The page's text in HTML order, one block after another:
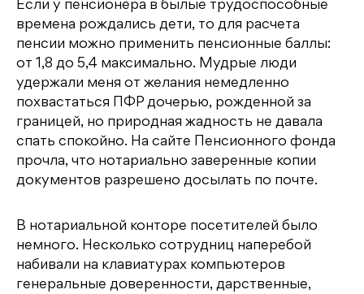
Если у пенсионера в былые трудоспособные
времена рождались дети, то для расчета
пенсии можно применить пенсионные баллы:
от 1,8 до 5,4 максимально. Мудрые люди
удержали меня от желания немедленно
похвастаться ПФР дочерью, рожденной за
границей, но природная жадность не давала
спать спокойно. На сайте Пенсионного фонда
прочла, что нотариально заверенные копии
документов разрешено досылать по почте.
В нотариальной конторе посетителей было
немного. Несколько сотрудниц наперебой
набивали на клавиатурах компьютеров
генеральные доверенности, дарственные,